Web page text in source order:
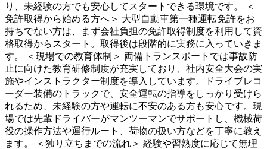
り、未経験の方でも安心してスタートできる環境です。 ＜
免許取得から始める方へ＞ 大型自動車第一種運転免許をお
持ちでない方は、まず会社負担の免許取得制度を利用して資
格取得からスタート。取得後は段階的に実務に入っていきま
す。 ＜現場での教育体制＞ 両備トランスポートでは事故防
止に向けた教育研修制度が充実しており、社内安全大会の実
施やインストラクター制度を導入しています。ドライブレコ
ーダー装備のトラックで、安全運転の指導をしっかり受けら
れるため、未経験の方や運転に不安のある方も安心です。現
場では先輩ドライバーがマンツーマンでサポートし、機械荷
役の操作方法や運行ルート、荷物の扱い方などを丁寧に教え
ます。 ＜独り立ちまでの流れ＞ 経験や習熟度に応じて無理